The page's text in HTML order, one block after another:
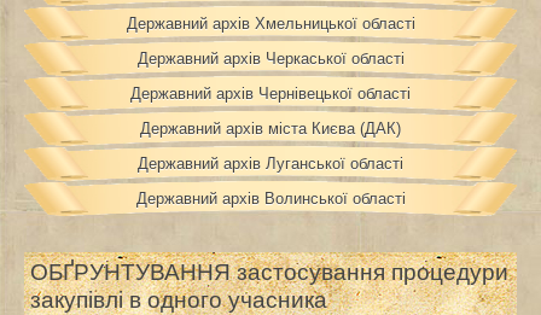
Державний архів Хмельницької області
Державний архів Черкаської області
Державний архів Чернівецької області
Державний архів міста Києва (ДАК)
Державний архів Луганської області
Державний архів Волинської області
ОБҐРУНТУВАННЯ застосування процедури
закупівлі в одного учасника